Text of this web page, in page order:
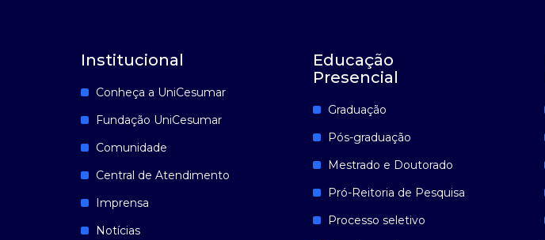
Institucional
Conheça a UniCesumar
Fundação UniCesumar
Comunidade
Central de Atendimento
Imprensa
Notícias
Educação
Presencial
Graduação
Pós-graduação
Mestrado e Doutorado
Pró-Reitoria de Pesquisa
Processo seletivo